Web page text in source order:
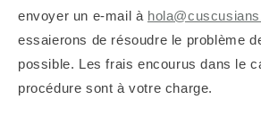
envoyer un e-mail à
essaierons de résoudre le problème
possible. Les frais encourus dans le
procédure sont à votre charge.